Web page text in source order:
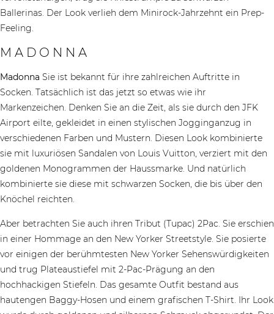
Ballerinas. Der Look verlieh dem Minirock-Jahrzehnt ein Prep-
Feeling.
MADONNA
Madonna Sie ist bekannt für ihre zahlreichen Auftritte in
Socken. Tatsächlich ist das jetzt so etwas wie ihr
Markenzeichen. Denken Sie an die Zeit, als sie durch den JFK
Airport eilte, gekleidet in einen stylischen Jogginganzug in
verschiedenen Farben und Mustern. Diesen Look kombinierte
sie mit luxuriösen Sandalen von Louis Vuitton, verziert mit den
goldenen Monogrammen der Haussmarke. Und natürlich
kombinierte sie diese mit schwarzen Socken, die bis über den
Knöchel reichten.
Aber betrachten Sie auch ihren Tribut (Tupac) 2Pac. Sie erschien
in einer Hommage an den New Yorker Streetstyle. Sie posierte
vor einigen der berühmtesten New Yorker Sehenswürdigkeiten
und trug Plateaustiefel mit 2-Pac-Prägung an den
hochhackigen Stiefeln. Das gesamte Outfit bestand aus
hautengen Baggy-Hosen und einem grafischen T-Shirt. Ihr Look